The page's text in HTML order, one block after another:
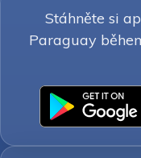
Stáhněte si
Paraguay